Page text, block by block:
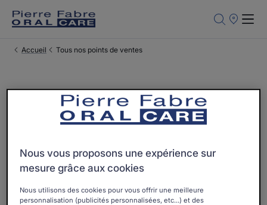
Points
Accueil
Tous nos points de ventes
Où trouver nos produits Pierre
Fabre Oral Care ?
Trouvez rapidement les points de vente près de chez vous ou
achetez en ligne via nos partenaires.
Nous vous proposons une expérience sur
mesure grâce aux cookies
Nous utilisons des cookies pour vous offrir une meilleure
personnalisation (publicités personnalisées, etc...) et des